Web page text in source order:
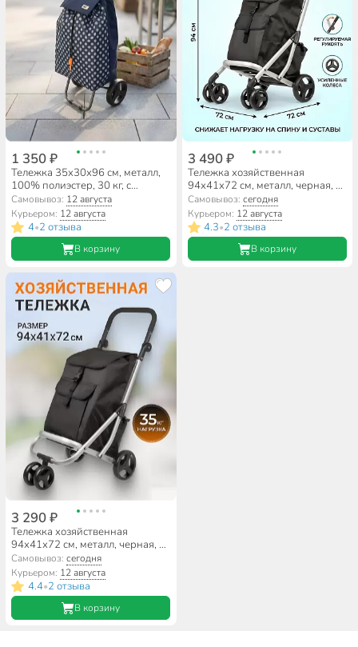
1 350 ₽
Тележка 35х30х96 см, металл,
100% полиэстер, 30 кг, с
сумкой, размер сумки
34х20х54 см, Рыжий кот,
110654
Самовывоз: 12 августа
Курьером: 12 августа
4•2 отзыва
В корзину
3 490 ₽
Тележка хозяйственная
94х41х72 см, металл, черная, с
сумкой, складная, A150019
Самовывоз: сегодня
Курьером: 12 августа
4.3•2 отзыва
В корзину
3 290 ₽
Тележка хозяйственная
94х41х72 см, металл, черная, с
сумкой, складная, A150018
Самовывоз:сегодня
Курьером: 12 августа
4.4•2 отзыва
В корзину